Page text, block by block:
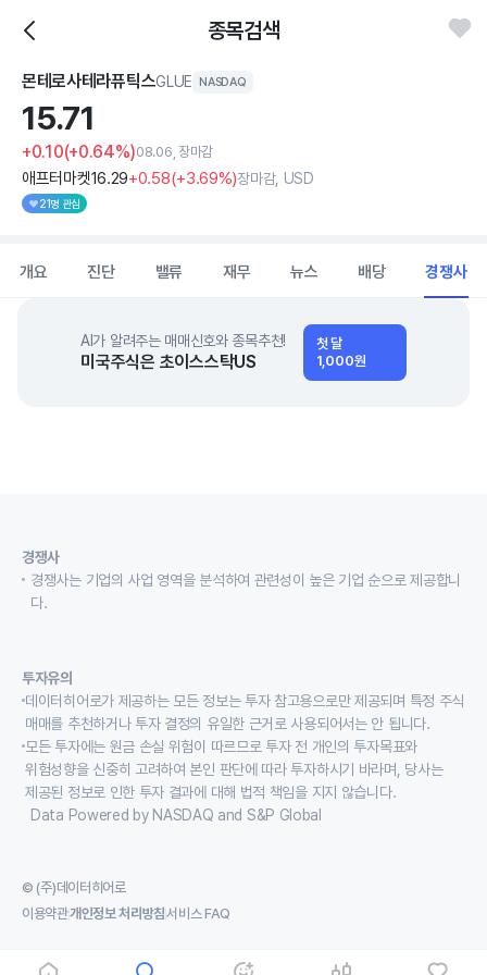
종목검색
몬테로사테라퓨틱스GLUE NASDAQ
15.71
+0.10(+0.64%)08.06, 장마감
애프터마켓16.29+0.58(+3.69%)장마감, USD
21명 관심
개요 진단 밸류 재무 뉴스 배당 경쟁사
AI가 알려주는 매매신호와 종목추천!
미국주식은 초이스스탁US
첫 달
1,000원
경쟁사
경쟁사는 기업의 사업 영역을 분석하여 관련성이 높은 기업 순으로 제공합니
다.
투자유의
데이터히어로가 제공하는 모든 정보는 투자 참고용으로만 제공되며 특정 주식
매매를 추천하거나 투자 결정의 유일한 근거로 사용되어서는 안 됩니다.
모든 투자에는 원금 손실 위험이 따르므로 투자 전 개인의 투자목표와
위험성향을 신중히 고려하여 본인 판단에 따라 투자하시기 바라며, 당사는
제공된 정보로 인한 투자 결과에 대해 법적 책임을 지지 않습니다.
Data Powered by NASDAQ and S&P Global
© (주)데이터히어로
이용약관개인정보 처리방침서비스 FAQ